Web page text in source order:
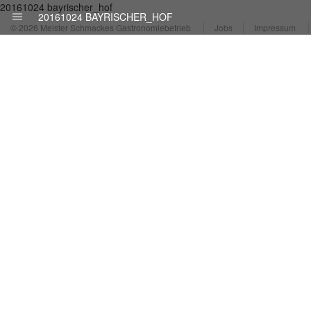
20161024 BAYRISCHER_HOF
20161024 bayrischer_hof
© 2026 Meister Schmackes Gastronomiebetrieb Jobs Impressum